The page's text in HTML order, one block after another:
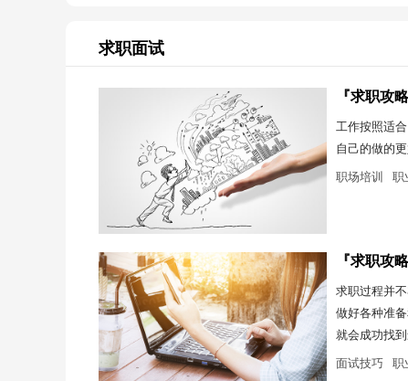
求职面试
『求职攻
工作按照适
自己的做的
职场培训 职
『求职攻
求职过程并
做好各种准
就会成功找到
面试技巧 职